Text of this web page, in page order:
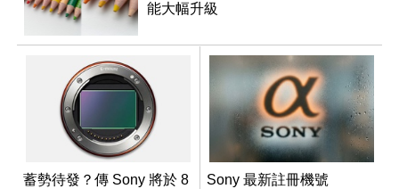
能大幅升級
蓄勢待發？傳 Sony 將於 8
Sony 最新註冊機號